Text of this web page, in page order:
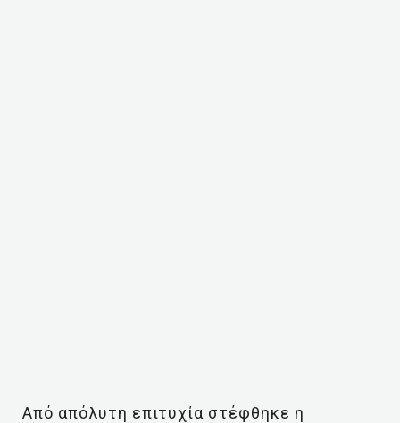
Από απόλυτη επιτυχία στέφθηκε η